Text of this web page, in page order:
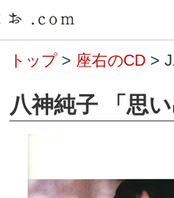
トップ> 座右のCD >
八神純子 「思